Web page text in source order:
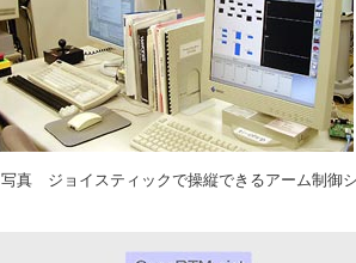
写真 ジョイスティックで操縦できるアーム制御